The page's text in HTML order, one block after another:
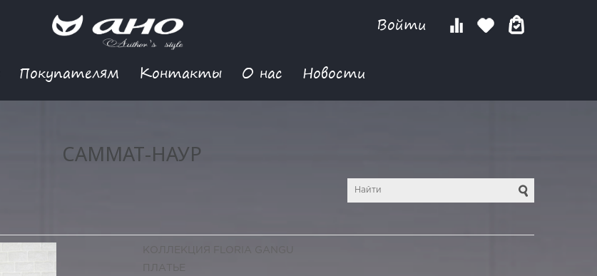
Войти
Покупателям Контакты О нас Новости
САММАТ-НАУР
КОЛЛЕКЦИЯ FLORIA GANGU
ПЛАТЬЕ